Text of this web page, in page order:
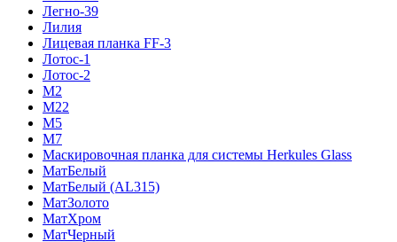
Легно-39
Лилия
Лицевая планка FF-3
Лотос-1
Лотос-2
М2
М22
М5
М7
Маскировочная планка для системы Herkules Glass
МатБелый
МатБелый (AL315)
МатЗолото
МатХром
МатЧерный